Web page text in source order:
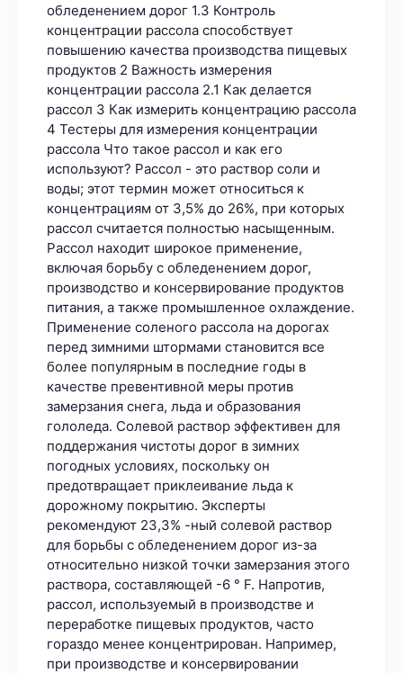
обледенением дорог 1.3 Контроль
концентрации рассола способствует
повышению качества производства пищевых
продуктов 2 Важность измерения
концентрации рассола 2.1 Как делается
рассол 3 Как измерить концентрацию рассола
4 Тестеры для измерения концентрации
рассола Что такое рассол и как его
используют? Рассол - это раствор соли и
воды; этот термин может относиться к
концентрациям от 3,5% до 26%, при которых
рассол считается полностью насыщенным.
Рассол находит широкое применение,
включая борьбу с обледенением дорог,
производство и консервирование продуктов
питания, а также промышленное охлаждение.
Применение соленого рассола на дорогах
перед зимними штормами становится все
более популярным в последние годы в
качестве превентивной меры против
замерзания снега, льда и образования
гололеда. Солевой раствор эффективен для
поддержания чистоты дорог в зимних
погодных условиях, поскольку он
предотвращает приклеивание льда к
дорожному покрытию. Эксперты
рекомендуют 23,3% -ный солевой раствор
для борьбы с обледенением дорог из-за
относительно низкой точки замерзания этого
раствора, составляющей -6 ° F. Напротив,
рассол, используемый в производстве и
переработке пищевых продуктов, часто
гораздо менее концентрирован. Например,
при производстве и консервировании